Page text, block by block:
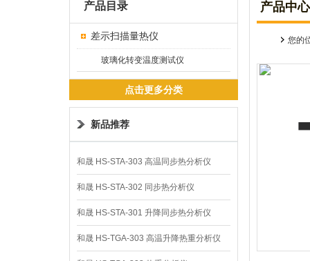
产品目录
差示扫描量热仪
玻璃化转变温度测试仪
点击更多分类
新品推荐
和晟 HS-STA-303 高温同步热分析仪
和晟 HS-STA-302 同步热分析仪
和晟 HS-STA-301 升降同步热分析仪
和晟 HS-TGA-303 高温升降热重分析仪
产品中心
您的